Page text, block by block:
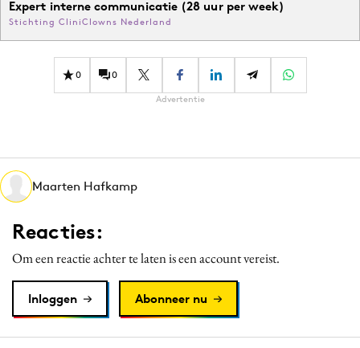
Expert interne communicatie (28 uur per week)
Stichting CliniClowns Nederland
0 0
Advertentie
Maarten Hafkamp
Reacties:
Om een reactie achter te laten is een account vereist.
Inloggen Abonneer nu